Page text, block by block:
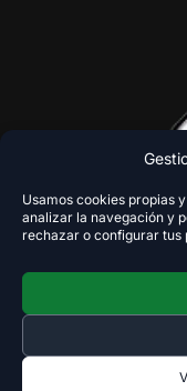
Usamos cookies propias
analizar la navegación y
rechazar o configurar tus